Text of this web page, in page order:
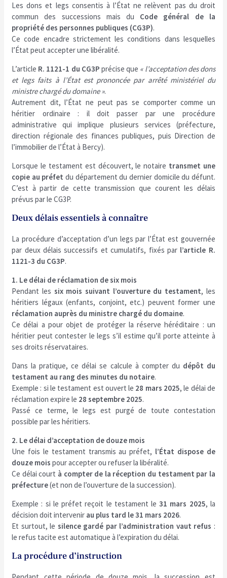
Les dons et legs consentis à l’État ne relèvent pas du droit
commun des successions mais du Code général de la
propriété des personnes publiques (CG3P).
Ce code encadre strictement les conditions dans lesquelles
l’État peut accepter une libéralité.
L’article R. 1121-1 du CG3P précise que « l’acceptation des dons
et legs faits à l’État est prononcée par arrêté ministériel du
ministre chargé du domaine ».
Autrement dit, l’État ne peut pas se comporter comme un
héritier ordinaire : il doit passer par une procédure
administrative qui implique plusieurs services (préfecture,
direction régionale des finances publiques, puis Direction de
l’immobilier de l’État à Bercy).
Lorsque le testament est découvert, le notaire transmet une
copie au préfet du département du dernier domicile du défunt.
C’est à partir de cette transmission que courent les délais
prévus par le CG3P.
Deux délais essentiels à connaître
La procédure d’acceptation d’un legs par l’État est gouvernée
par deux délais successifs et cumulatifs, fixés par l’article R.
1121-3 du CG3P.
1. Le délai de réclamation de six mois
Pendant les six mois suivant l’ouverture du testament, les
héritiers légaux (enfants, conjoint, etc.) peuvent former une
réclamation auprès du ministre chargé du domaine.
Ce délai a pour objet de protéger la réserve héréditaire : un
héritier peut contester le legs s’il estime qu’il porte atteinte à
ses droits réservataires.
Dans la pratique, ce délai se calcule à compter du dépôt du
testament au rang des minutes du notaire.
Exemple : si le testament est ouvert le 28 mars 2025, le délai de
réclamation expire le 28 septembre 2025.
Passé ce terme, le legs est purgé de toute contestation
possible par les héritiers.
2. Le délai d’acceptation de douze mois
Une fois le testament transmis au préfet, l’État dispose de
douze mois pour accepter ou refuser la libéralité.
Ce délai court à compter de la réception du testament par la
préfecture(et non de l’ouverture de la succession).
Exemple : si le préfet reçoit le testament le31 mars 2025, la
décision doit intervenir au plus tard le 31 mars 2026.
Et surtout, le silence gardé par l’administration vaut refus :
le refus tacite est automatique à l’expiration du délai.
La procédure d’instruction